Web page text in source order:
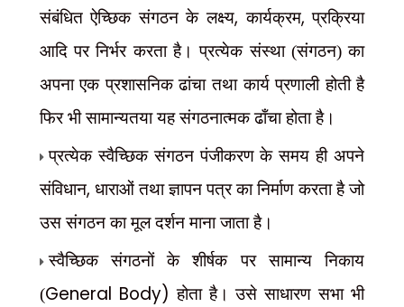
संबंधित ऐच्छिक संगठन के लक्ष्य,कार्यक्रम,प्रक्रिया
आदि पर निर्भर करता है। प्रत्येक संस्था (संगठन) का
अपना एक प्रशासनिक ढांचा तथा कार्य प्रणाली होती है
फिर भी सामान्यतया यह संगठनात्मक ढाँचा होता है।
प्रत्येक स्वैच्छिक संगठन पंजीकरण के समय ही अपने
संविधान, धाराओं तथा ज्ञापन पत्र का निर्माण करता है जो
उस संगठन का मूल दर्शन माना जाता है।
स्वैच्छिक संगठनों के शीर्षक पर सामान्य निकाय
(General Body)होता है। उसे साधारण सभा भी